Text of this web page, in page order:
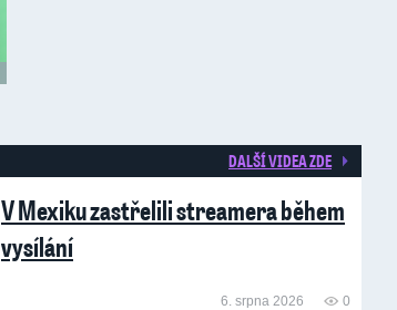
DALŠÍ VIDEA ZDE
V Mexiku zastřelili streamera během
vysílání
0
6. srpna 2026